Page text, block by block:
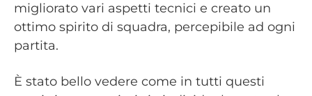
migliorato vari aspetti tecnici e creato un
ottimo spirito di squadra, percepibile ad ogni
partita.
È stato bello vedere come in tutti questi